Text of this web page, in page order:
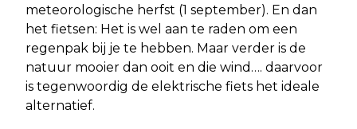
meteorologische herfst (1 september). En dan
het fietsen: Het is wel aan te raden om een
regenpak bij je te hebben. Maar verder is de
natuur mooier dan ooit en die wind…. daarvoor
is tegenwoordig de elektrische fiets het ideale
alternatief.